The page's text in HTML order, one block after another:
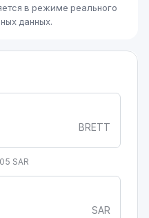
в режиме реального
данных.
BRETT
SAR
SAR